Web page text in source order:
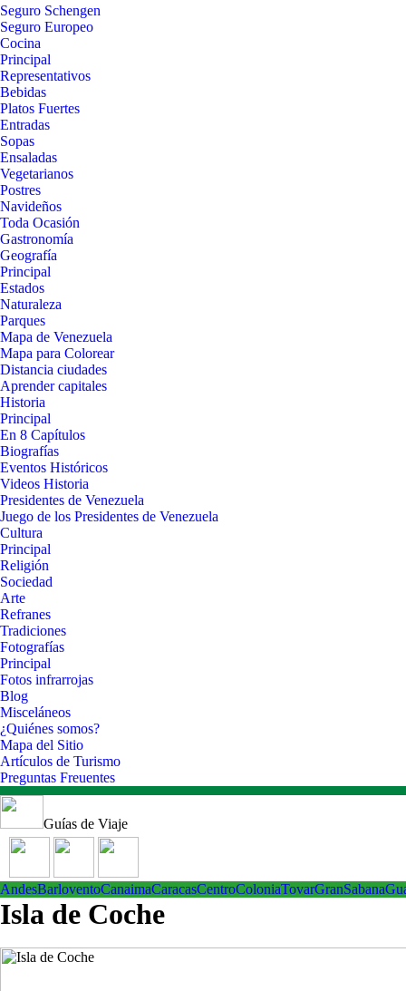
Seguro Schengen
Seguro Europeo
Cocina
Principal
Representativos
Bebidas
Platos Fuertes
Entradas
Sopas
Ensaladas
Vegetarianos
Postres
Navideños
Toda Ocasión
Gastronomía
Geografía
Principal
Estados
Naturaleza
Parques
Mapa de Venezuela
Mapa para Colorear
Distancia ciudades
Aprender capitales
Historia
Principal
En 8 Capítulos
Biografías
Eventos Históricos
Videos Historia
Presidentes de Venezuela
Juego de los Presidentes de Venezuela
Cultura
Principal
Religión
Sociedad
Arte
Refranes
Tradiciones
Fotografías
Principal
Fotos infrarrojas
Blog
Misceláneos
¿Quiénes somos?
Mapa del Sitio
Artículos de Turismo
Preguntas Freuentes
Guías de Viaje
AndesBarloventoCanaimaCaracasCentroColoniaTovarGranSabana
Isla de Coche